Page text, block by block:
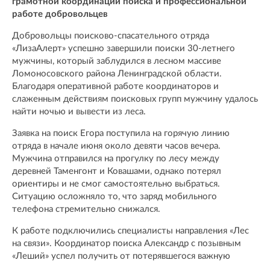
работе добровольцев
Добровольцы поисково-спасательного отряда
«ЛизаАлерт» успешно завершили поиски 30-летнего
мужчины, который заблудился в лесном массиве
Ломоносовского района Ленинградской области.
Благодаря оперативной работе координаторов и
слаженным действиям поисковых групп мужчину удалось
найти ночью и вывести из леса.
Заявка на поиск Егора поступила на горячую линию
отряда в начале июня около девяти часов вечера.
Мужчина отправился на прогулку по лесу между
деревней Таменгонт и Ковашами, однако потерял
ориентиры и не смог самостоятельно выбраться.
Ситуацию осложняло то, что заряд мобильного
телефона стремительно снижался.
К работе подключились специалисты направления «Лес
на связи». Координатор поиска Александр с позывным
«Леший» успел получить от потерявшегося важную